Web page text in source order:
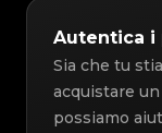
Autentica i
Sia che tu
acquistare
possiamo